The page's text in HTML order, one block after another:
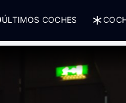
ÚLTIMOS COCHES